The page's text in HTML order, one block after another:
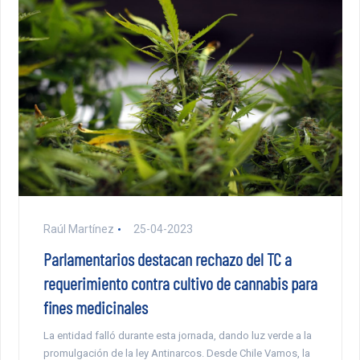
Raúl Martínez 25-04-2023
Parlamentarios destacan rechazo del TC a
requerimiento contra cultivo de cannabis para
fines medicinales
La entidad falló durante esta jornada, dando luz verde a la
promulgación de la ley Antinarcos. Desde Chile Vamos, la